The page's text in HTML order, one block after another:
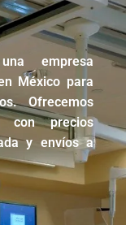
empresa
México para
Ofrecemos
con precios
y envíos a